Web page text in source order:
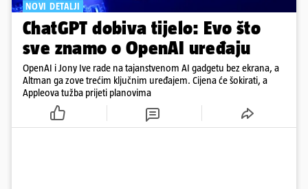
NOVI DETALJI
ChatGPT dobiva tijelo: Evo što
sve znamo o OpenAI uređaju
OpenAI i Jony Ive rade na tajanstvenom AI gadgetu bez ekrana, a
Altman ga zove trećim ključnim uređajem. Cijena će šokirati, a
Appleova tužba prijeti planovima